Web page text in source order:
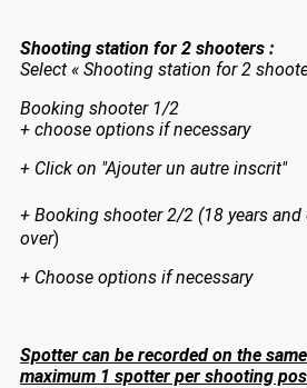
Shooting station for 2 shooters :
Select « Shooting station for 2
Booking shooter 1/2
+ choose options if necessary
+ Click on "Ajouter un autre inscrit"
+ Booking shooter 2/2 (18 years and
over)
+ Choose options if necessary
Spotter can be recorded on the
maximum 1 spotter per shooting